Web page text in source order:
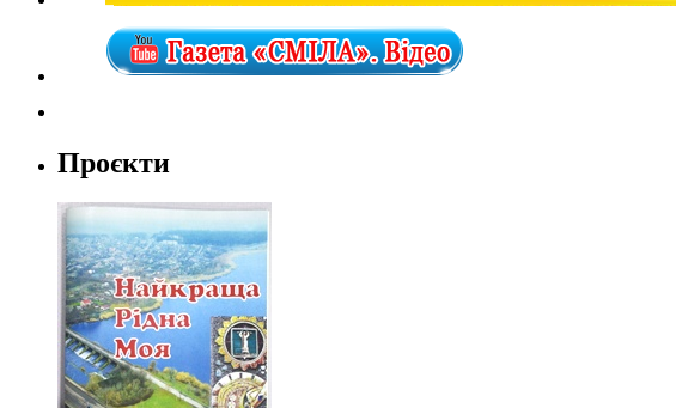
Проєкти